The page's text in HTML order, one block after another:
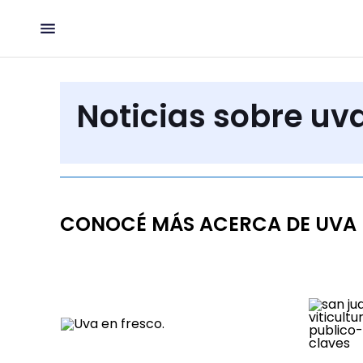
Noticias sobre
CONOCÉ MÁS ACERCA DE UVA